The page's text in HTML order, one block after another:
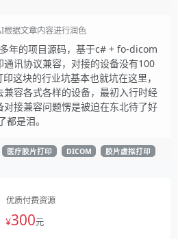
根据文章内容进行润色
年的项目源码，基于c# + fo-dicom
讯协议兼容，对接的设备没有100
这块的行业坑基本也就坑在这里，
容各式各样的设备，最初入行时经
接兼容问题愣是被迫在东北待了好
是泪。
医疗胶片打印 DICOM 胶片虚拟打印
优质付费资源
¥300元